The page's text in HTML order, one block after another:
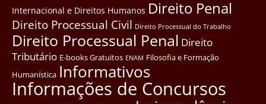
Internacional e Direitos Humanos Direito Penal
Direito Processual Civil Direito Processual do Trabalho
Direito Processual Penal Direito
Tributário E-books Gratuitos ENAM Filosofia e Formação
Humanística Informativos
Informações de Concursos